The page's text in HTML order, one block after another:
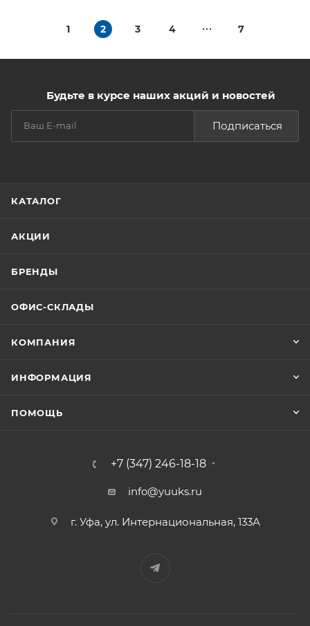
1 2 3 4 7
Будьте в курсе наших акций и новостей
Подписаться
КАТАЛОГ
АКЦИИ
БРЕНДЫ
ОФИС-СКЛАДЫ
КОМПАНИЯ
ИНФОРМАЦИЯ
ПОМОЩЬ
+7 (347) 246-18-18
info@yuuks.ru
г. Уфа, ул. Интернациональная, 133А